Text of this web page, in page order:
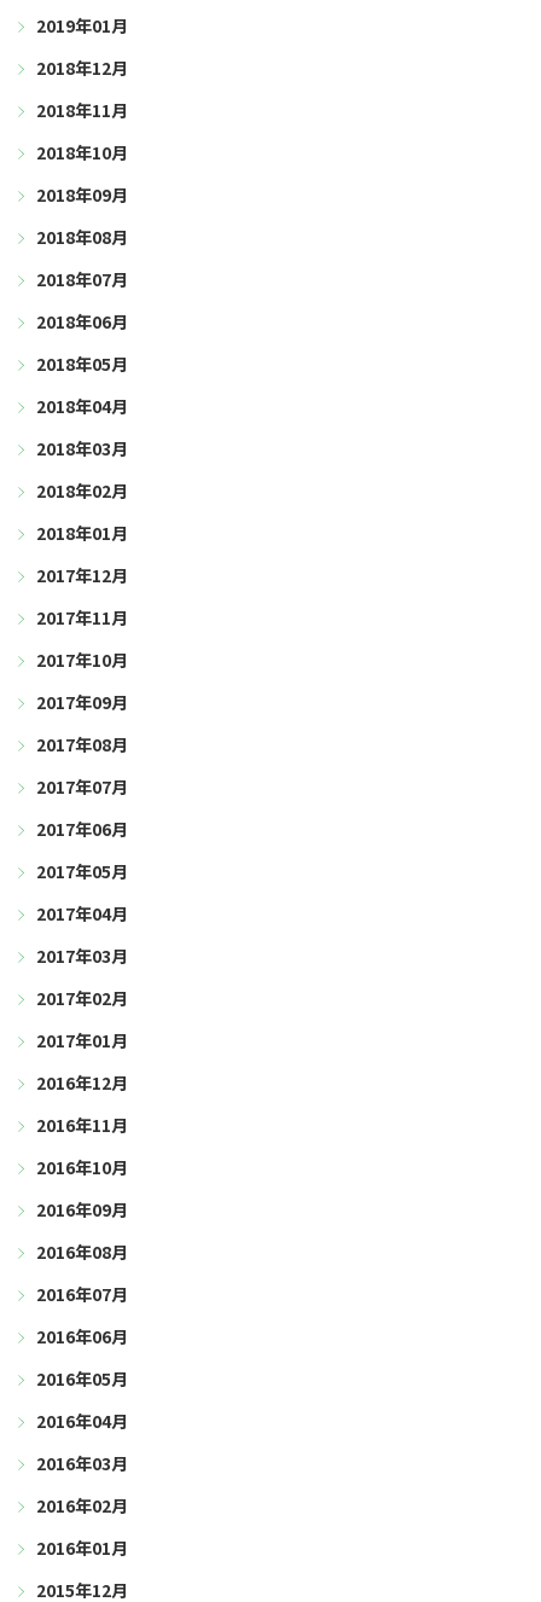
2019年01月
2018年12月
2018年11月
2018年10月
2018年09月
2018年08月
2018年07月
2018年06月
2018年05月
2018年04月
2018年03月
2018年02月
2018年01月
2017年12月
2017年11月
2017年10月
2017年09月
2017年08月
2017年07月
2017年06月
2017年05月
2017年04月
2017年03月
2017年02月
2017年01月
2016年12月
2016年11月
2016年10月
2016年09月
2016年08月
2016年07月
2016年06月
2016年05月
2016年04月
2016年03月
2016年02月
2016年01月
2015年12月